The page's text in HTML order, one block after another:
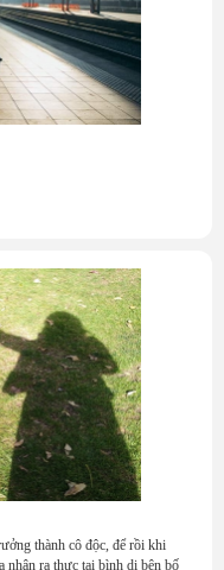
thành cô độc, để rồi khi
nhận ra thực tại bình dị bên bố